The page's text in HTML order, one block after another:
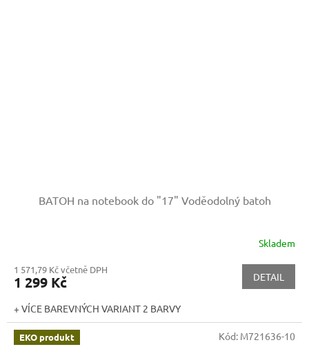
BATOH na notebook do "17" Voděodolný batoh
Skladem
1 571,79 Kč včetně DPH
1 299 Kč DETAIL
+ VÍCE BAREVNÝCH VARIANT 2 BARVY
EKO produkt Kód: M721636-10